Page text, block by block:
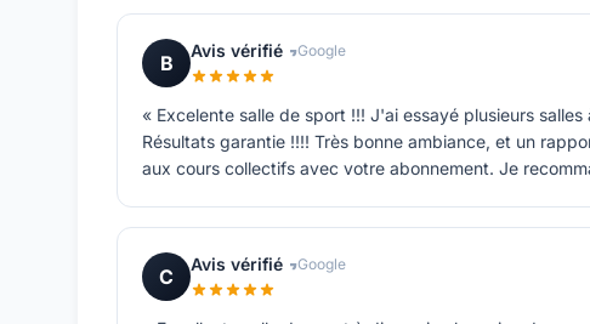
B
Avis vérifié Google
« Excelente salle de sport !!! J'ai essayé plusieurs
Résultats garantie !!!! Très bonne ambiance, et un
aux cours collectifs avec votre abonnement. Je
C
Avis vérifié Google